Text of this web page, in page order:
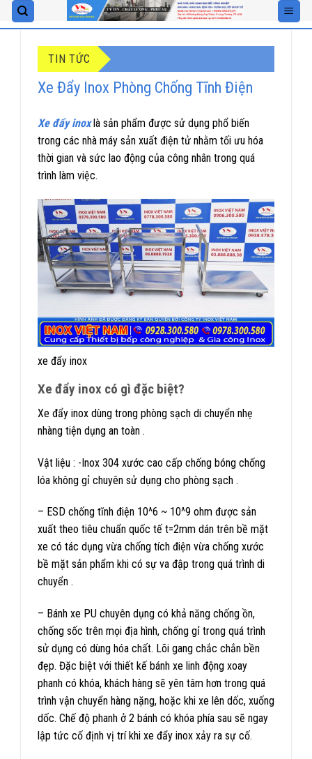
Skip
to
TIN TỨC
Xe Đẩy Inox Phòng Chống Tĩnh Điện
Xe đẩy inoxlà sản phẩm được sử dụng phổ biến
trong các nhà máy sản xuất điện tử nhằm tối ưu hóa
thời gian và sức lao động của công nhân trong quá
trình làm việc.
xe đẩy inox
Xe đẩy inox có gì đặc biệt?
Xe đẩy inox dùng trong phòng sạch di chuyển nhẹ
nhàng tiện dụng an toàn .
Vật liệu : -Inox 304 xước cao cấp chống bóng chống
lóa không gỉ chuyên sử dụng cho phòng sạch .
– ESD chống tĩnh điện 10^6 ~ 10^9 ohm được sản
xuất theo tiêu chuẩn quốc tế t=2mm dán trên bề mặt
xe có tác dụng vừa chống tích điện vừa chống xước
bề mặt sản phẩm khi có sự va đập trong quá trình di
chuyển .
– Bánh xe PU chuyên dụng có khả năng chống ồn,
chống sốc trên mọi địa hình, chống gỉ trong quá trình
sử dụng có dùng hóa chất. Lõi gang chắc chắn bền
đẹp. Đặc biệt với thiết kế bánh xe linh động xoay
phanh có khóa, khách hàng sẽ yên tâm hơn trong quá
trình vận chuyển hàng nặng, hoặc khi xe lên dốc, xuống
dốc. Chế độ phanh ở 2 bánh có khóa phía sau sẽ ngay
lập tức cố định vị trí khi xe đẩy inox xảy ra sự cố.